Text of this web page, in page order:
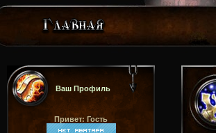
Ваш Профиль
Привет: Гость